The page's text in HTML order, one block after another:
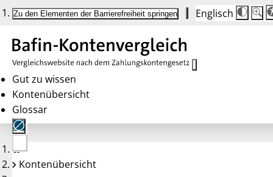
Zu den Elementen der Barrierefreiheit springen Englisch
Die
100
Gut zu wissen
Kontenübersicht
Glossar
Keine
Konten
Kontenübersicht